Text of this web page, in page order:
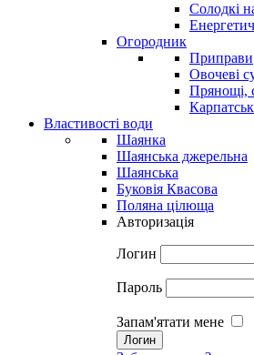
Солодкі
Огородник
Приправи
Овочеві
Прянощі,
Властивості води
Шаянка
Шаянська джерельна
Шаянська
Буковія Квасова
Поляна цілюща
Авторизація
Логин
Пароль
Запам'ятати мене